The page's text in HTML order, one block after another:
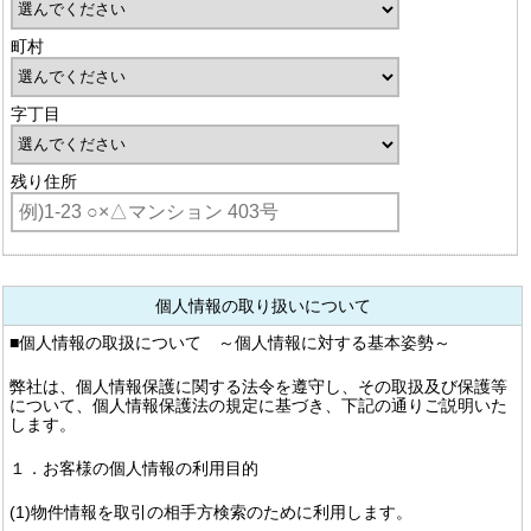
町村
字丁目
残り住所
個人情報の取り扱いについて
■個人情報の取扱について ～個人情報に対する基本姿勢～
弊社は、個人情報保護に関する法令を遵守し、その取扱及び保護等
について、個人情報保護法の規定に基づき、下記の通りご説明いた
します。
１．お客様の個人情報の利用目的
(1)物件情報を取引の相手方検索のために利用します。